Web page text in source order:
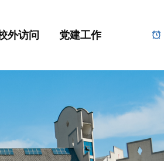
外访问 党建工作